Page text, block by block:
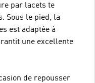
par lacets te
Sous le pied, la
est adaptée à
une excellente
de repousser